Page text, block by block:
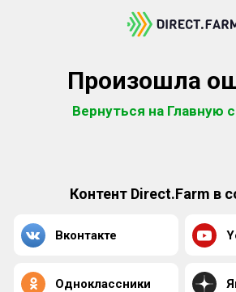
Произошла
Вернуться на Главную
Контент Direct.Farm в
Вконтакте
Одноклассники